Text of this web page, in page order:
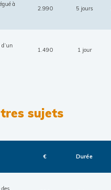
à
2.990 5 jours
1.490 1 jour
sujets
€ Durée